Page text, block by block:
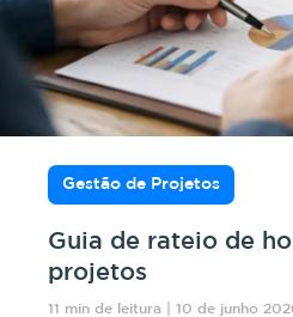
Gestão de Projetos
Guia de rateio de
projetos
11 min de leitura | 10 de junho